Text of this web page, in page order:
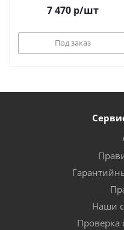
7 470р/шт
Под заказ
Наши
Проверка